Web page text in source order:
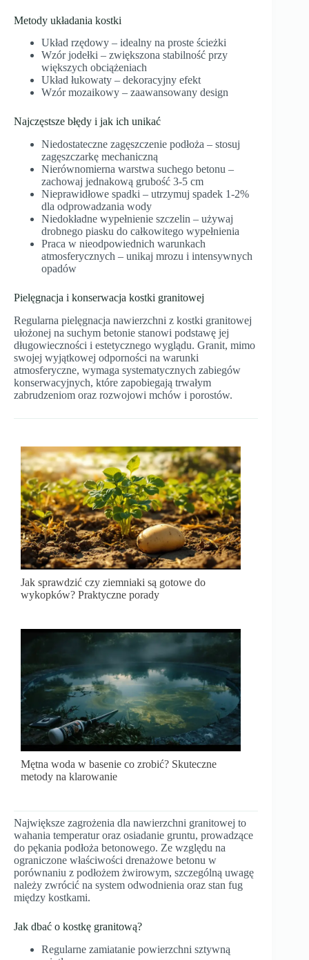
Metody układania kostki
Układ rzędowy – idealny na proste ścieżki
Wzór jodełki – zwiększona stabilność przy
większych obciążeniach
Układ łukowaty – dekoracyjny efekt
Wzór mozaikowy – zaawansowany design
Najczęstsze błędy i jak ich unikać
Niedostateczne zagęszczenie podłoża – stosuj
zagęszczarkę mechaniczną
Nierównomierna warstwa suchego betonu –
zachowaj jednakową grubość 3-5 cm
Nieprawidłowe spadki – utrzymuj spadek 1-2%
dla odprowadzania wody
Niedokładne wypełnienie szczelin – używaj
drobnego piasku do całkowitego wypełnienia
Praca w nieodpowiednich warunkach
atmosferycznych – unikaj mrozu i intensywnych
opadów
Pielęgnacja i konserwacja kostki granitowej
Regularna pielęgnacja nawierzchni z kostki granitowej
ułożonej na suchym betonie stanowi podstawę jej
długowieczności i estetycznego wyglądu. Granit, mimo
swojej wyjątkowej odporności na warunki
atmosferyczne, wymaga systematycznych zabiegów
konserwacyjnych, które zapobiegają trwałym
zabrudzeniom oraz rozwojowi mchów i porostów.
Jak sprawdzić czy ziemniaki są gotowe do
wykopków? Praktyczne porady
Mętna woda w basenie co zrobić? Skuteczne
metody na klarowanie
Największe zagrożenia dla nawierzchni granitowej to
wahania temperatur oraz osiadanie gruntu, prowadzące
do pękania podłoża betonowego. Ze względu na
ograniczone właściwości drenażowe betonu w
porównaniu z podłożem żwirowym, szczególną uwagę
należy zwrócić na system odwodnienia oraz stan fug
między kostkami.
Jak dbać o kostkę granitową?
Regularne zamiatanie powierzchni sztywną